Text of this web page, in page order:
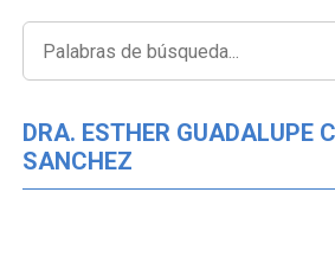
DRA. ESTHER GUADALUPE
SANCHEZ